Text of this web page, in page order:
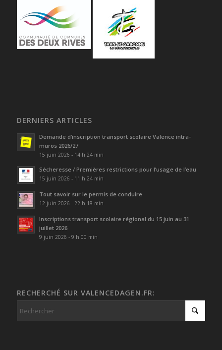
DERNIERS ARTICLES
Demande d’inscription transport scolaire Valence intra-
muros 2026/27
15 juin 2026 - 14 h 24 min
Sécheresse / Premières restrictions pour l’usage de l’eau
15 juin 2026 - 11 h 24 min
Tout savoir sur le permis de conduire
12 juin 2026 - 22 h 18 min
Inscriptions transport scolaire régional du 15 juin au 31
juillet 2026
9 juin 2026 - 9 h 00 min
RECHERCHÉ SUR VALENCEDAGEN.FR: